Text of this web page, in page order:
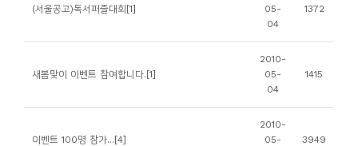
(서울공고)독서퍼즐대회[1]
05-
04
1372
새봄맞이 이벤트 참여합니다.[1]
2010-
05-
04
1415
이벤트 100명 참가...[4]
2010-
05-
3949